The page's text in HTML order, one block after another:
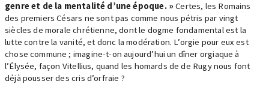
genre et de la mentalité d’une époque. » Certes, les Romains
des premiers Césars ne sont pas comme nous pétris par vingt
siècles de morale chrétienne, dont le dogme fondamental est la
lutte contre la vanité, et donc la modération. L’orgie pour eux est
chose commune ; imagine-t-on aujourd’hui un dîner orgiaque à
l’Élysée, façon Vitellius, quand les homards de de Rugy nous font
déjà pousser des cris d’orfraie ?